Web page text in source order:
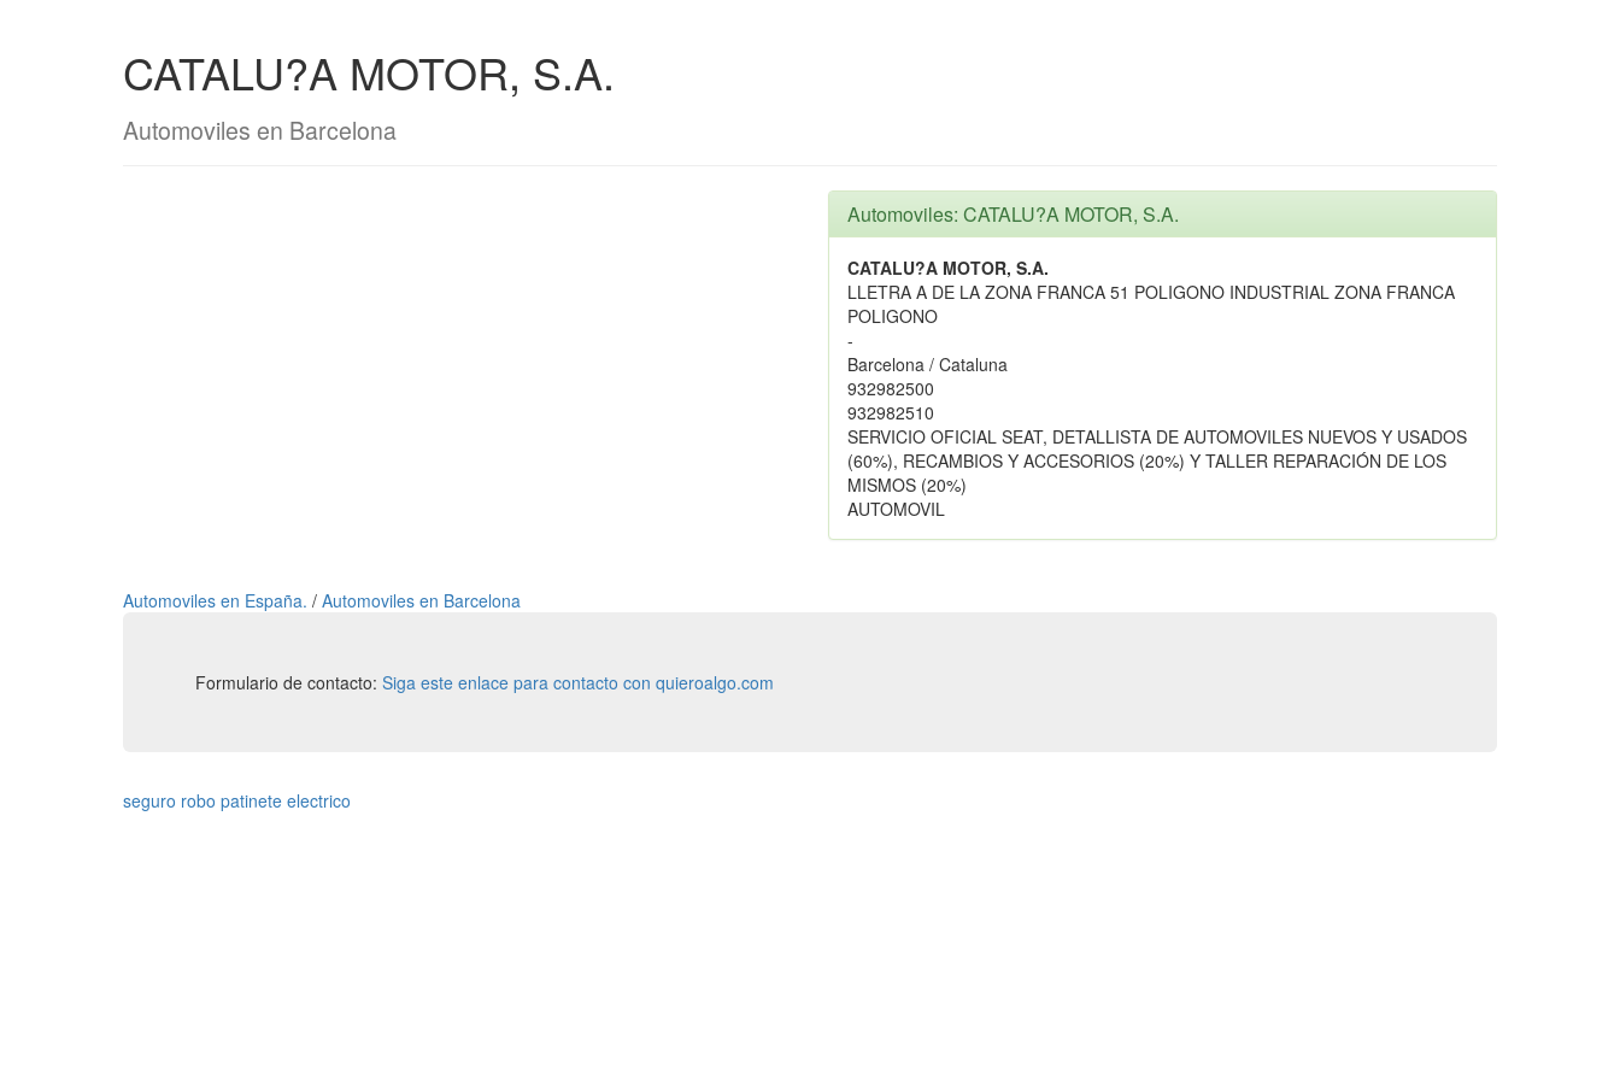
CATALU?A MOTOR, S.A.
Automoviles en Barcelona
Automoviles: CATALU?A MOTOR, S.A.
CATALU?A MOTOR, S.A.
LLETRA A DE LA ZONA FRANCA 51 POLIGONO INDUSTRIAL ZONA FRANCA
POLIGONO
-
Barcelona / Cataluna
932982500
932982510
SERVICIO OFICIAL SEAT, DETALLISTA DE AUTOMOVILES NUEVOS Y USADOS
(60%), RECAMBIOS Y ACCESORIOS (20%) Y TALLER REPARACIÓN DE LOS
MISMOS (20%)
AUTOMOVIL
Automoviles en España. / Automoviles en Barcelona
Formulario de contacto: Siga este enlace para contacto con quieroalgo.com
seguro robo patinete electrico